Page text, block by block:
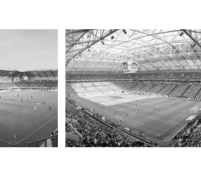
Veltins Arena, Gelsenkirchen
2007